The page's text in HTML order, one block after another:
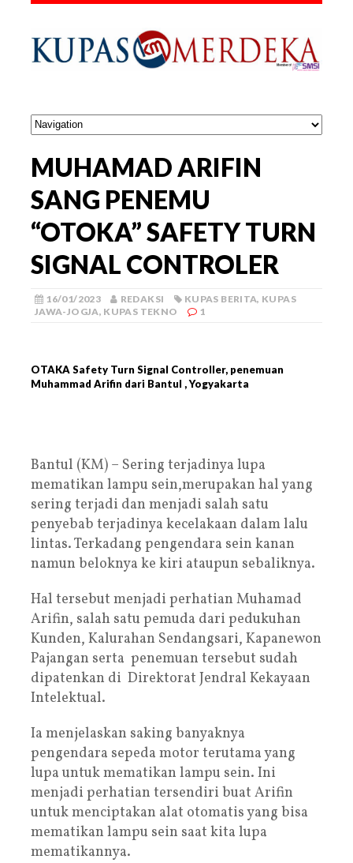
MUHAMAD ARIFIN
SANG PENEMU
“OTOKA” SAFETY TURN
SIGNAL CONTROLER
16/01/2023 REDAKSI KUPAS BERITA, KUPAS
JAWA-JOGJA, KUPAS TEKNO 1
OTAKA Safety Turn Signal Controller, penemuan
Muhammad Arifin dari Bantul , Yogyakarta
Bantul (KM) – Sering terjadinya lupa
mematikan lampu sein,merupakan hal yang
sering terjadi dan menjadi salah satu
penyebab terjadinya kecelakaan dalam lalu
lintas. Terkadang pengendara sein kanan
namun beloknya ke kiri ataupun sebaliknya.
Hal tersebut menjadi perhatian Muhamad
Arifin, salah satu pemuda dari pedukuhan
Kunden, Kalurahan Sendangsari, Kapanewon
Pajangan serta penemuan tersebut sudah
dipatenkan di Direktorat Jendral Kekayaan
Intelektual.
Ia menjelaskan saking banyaknya
pengendara sepeda motor terutama yang
lupa untuk mematikan lampu sein. Ini
menjadi perhatian tersendiri buat Arifin
untuk menciptakan alat otomatis yang bisa
mematikan lampu sein saat kita lupa
mematikannya.